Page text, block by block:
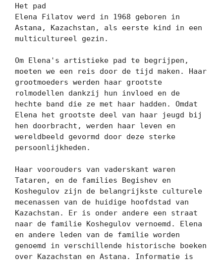
Het pad
Elena Filatov werd in 1968 geboren in
Astana, Kazachstan, als eerste kind in een
multicultureel gezin.
Om Elena's artistieke pad te begrijpen,
moeten we een reis door de tijd maken. Haar
grootmoeders werden haar grootste
rolmodellen dankzij hun invloed en de
hechte band die ze met haar hadden. Omdat
Elena het grootste deel van haar jeugd bij
hen doorbracht, werden haar leven en
wereldbeeld gevormd door deze sterke
persoonlijkheden.
Haar voorouders van vaderskant waren
Tataren, en de families Begishev en
Koshegulov zijn de belangrijkste culturele
mecenassen van de huidige hoofdstad van
Kazachstan. Er is onder andere een straat
naar de familie Koshegulov vernoemd. Elena
en andere leden van de familie worden
genoemd in verschillende historische boeken
over Kazachstan en Astana. Informatie is